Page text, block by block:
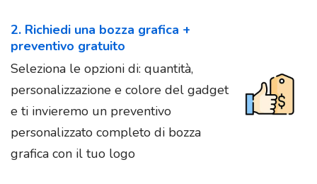
2. Richiedi una bozza grafica +
preventivo gratuito
Seleziona le opzioni di: quantità,
personalizzazione e colore del gadget
e ti invieremo un preventivo
personalizzato completo di bozza
grafica con il tuo logo